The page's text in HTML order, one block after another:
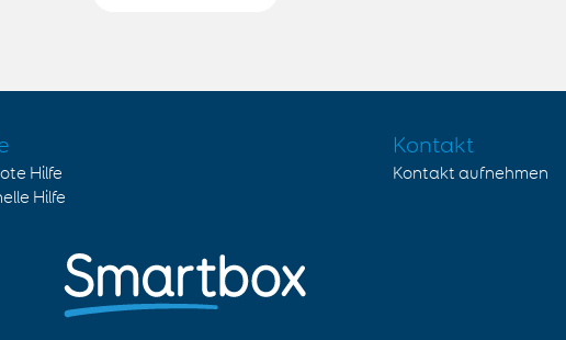
Hilfe
Hilfe
Kontakt
Kontakt aufnehmen